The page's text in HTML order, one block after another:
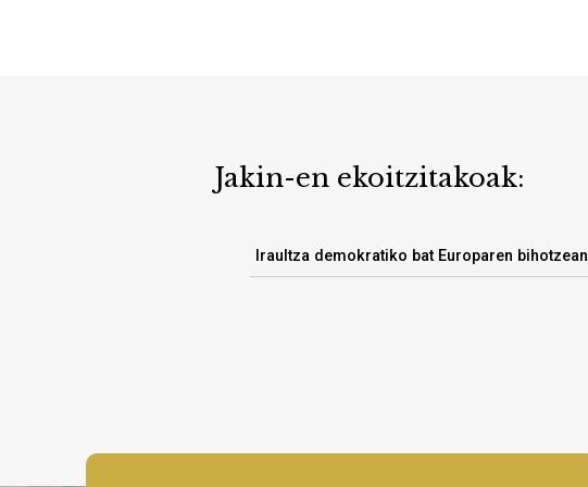
Jakin-en ekoitzitakoak:
Iraultza demokratiko bat Europaren bihotzean